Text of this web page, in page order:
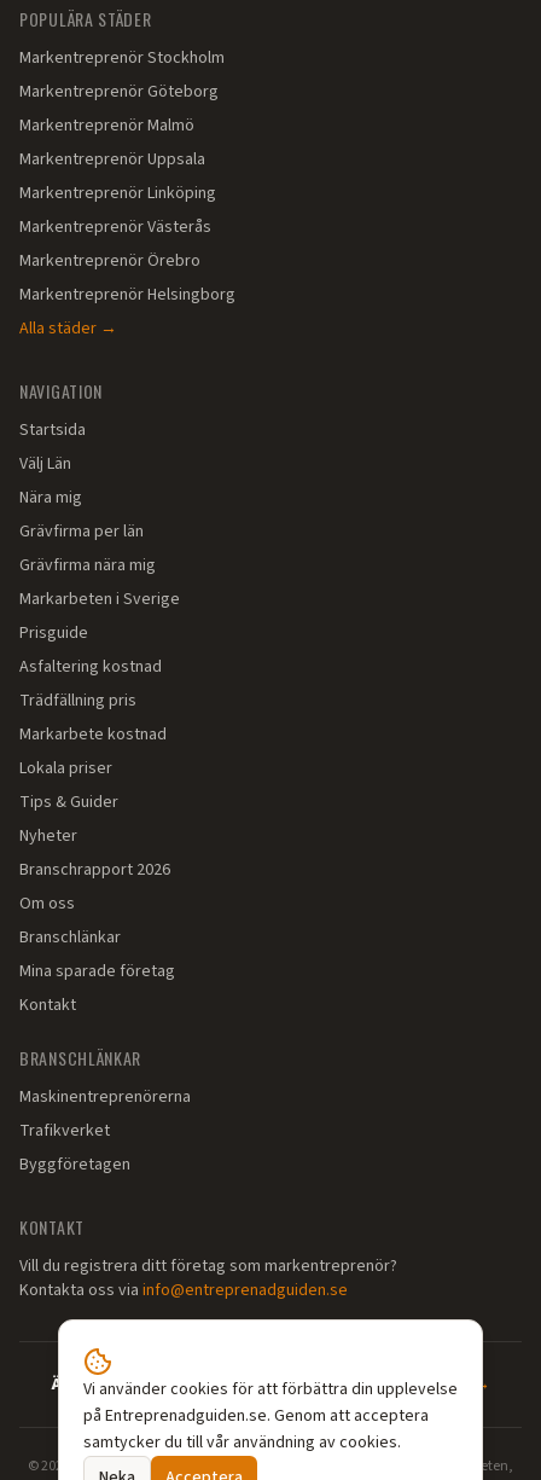
POPULÄRA STÄDER
MarkentreprenörStockholm
MarkentreprenörGöteborg
MarkentreprenörMalmö
MarkentreprenörUppsala
MarkentreprenörLinköping
MarkentreprenörVästerås
MarkentreprenörÖrebro
MarkentreprenörHelsingborg
Alla städer →
NAVIGATION
Startsida
Välj Län
Nära mig
Grävfirma per län
Grävfirma nära mig
Markarbeten i Sverige
Prisguide
Asfaltering kostnad
Trädfällning pris
Markarbete kostnad
Lokala priser
Tips & Guider
Nyheter
Branschrapport 2026
Om oss
Branschlänkar
Mina sparade företag
Kontakt
BRANSCHLÄNKAR
Maskinentreprenörerna
Trafikverket
Byggföretagen
KONTAKT
Vill du registrera ditt företag som markentreprenör?
Kontakta oss via info@entreprenadguiden.se
Är du markentreprenör?—Syns där dina kunder söker →
©2026
Entreprenadguiden.se — Din guide till markentreprenörer. Grävarbeten,
Vi använder cookies för att förbättra din upplevelse
på Entreprenadguiden.se. Genom att acceptera
samtycker du till vår användning av cookies.